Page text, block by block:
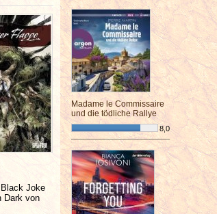
Joke
Dark von
Madame le Commissaire
und die tödliche Rallye
8,0
¯¯¯¯¯¯¯¯¯¯¯¯¯¯¯¯¯¯¯¯¯¯¯¯